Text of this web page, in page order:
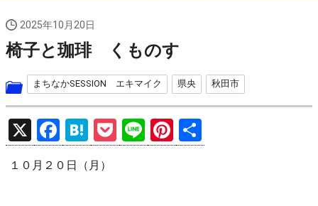
2025年10月20日
椅子と珈琲 くものす
まちなかSESSION エキマイク 県央 秋田市
X
F
a
ce
H
at
e
P
o
Li
n
Pi
nt 有
１０月２０日（月）